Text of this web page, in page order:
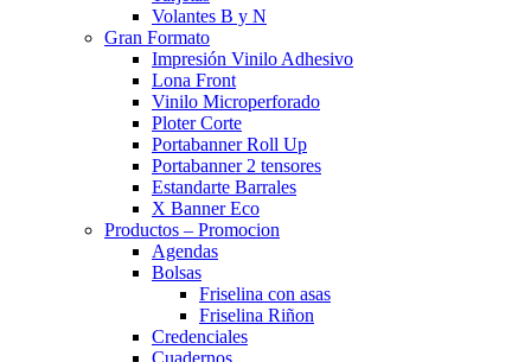
Volantes B y N
Gran Formato
Impresión Vinilo Adhesivo
Lona Front
Vinilo Microperforado
Ploter Corte
Portabanner Roll Up
Portabanner 2 tensores
Estandarte Barrales
X Banner Eco
Productos – Promocion
Agendas
Bolsas
Friselina con asas
Friselina Riñon
Credenciales
Cuadernos